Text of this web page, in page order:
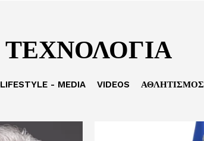
ΤΕΧΝΟΛΟΓΙΑ
LIFESTYLE - MEDIA VIDEOS ΑΘΛΗΤΙΣΜΟΣ